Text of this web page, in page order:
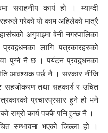
सराहनीय कार्य हो । म्याग्दी
गरेको यो काम अहिलेको मात्रै
अगुवाइमा बेनी नगरपालिका
लागि पत्रकारहरुको
पुग्ने नै छ । पर्यटन प्रवद्र्धनका
आवश्यक पर्छ नै । सरकार नीजि
सहजीकरण तथा सहकार्य र उचित
प्रचारप्रसार हुने हो भने
राम्रो कार्य पक्कै पनि हुन्छ नै ।
सम्भावना भएको जिल्ला हो ।